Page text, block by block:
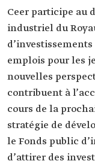
Ceer participe au
industriel du
emplois pour les
nouvelles
contribuent à
cours de la
stratégie de
le Fonds public
d’attirer des